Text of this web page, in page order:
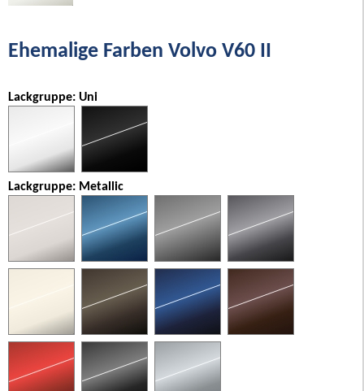
Ehemalige Farben Volvo V60 II
Lackgruppe: Uni
Lackgruppe: Metallic